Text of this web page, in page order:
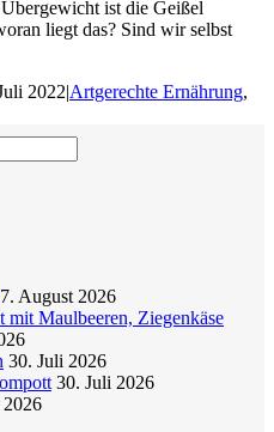
ist die Geißel
liegt das? Sind wir selbst
2022|Artgerechte Ernährung,
7. August 2026
mit Maulbeeren, Ziegenkäse
30. Juli 2026
30. Juli 2026